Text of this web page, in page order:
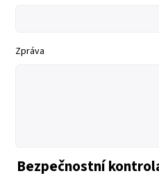
Zpráva
Bezpečnostní